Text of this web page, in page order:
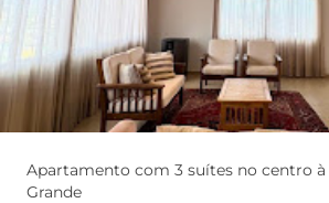
Apartamento com 3 suítes no centro à
Grande